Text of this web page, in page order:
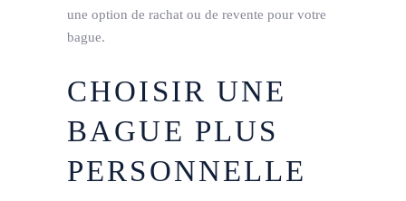
une option de rachat ou de revente pour votre
bague.
CHOISIR UNE
BAGUE PLUS
PERSONNELLE